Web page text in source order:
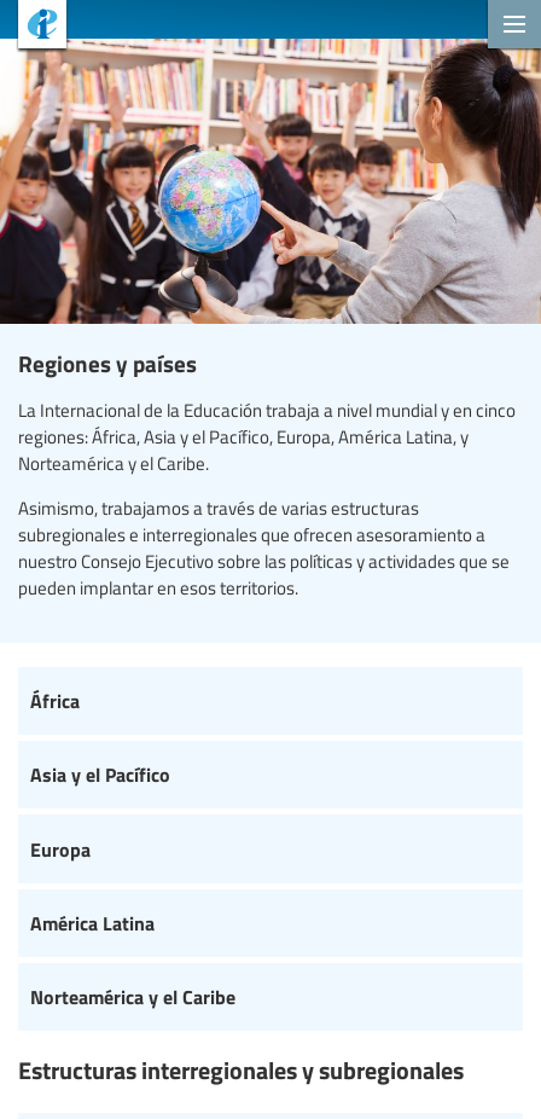
Regiones y países
La Internacional de la Educación trabaja a nivel mundial y en cinco
regiones: África, Asia y el Pacífico, Europa, América Latina, y
Norteamérica y el Caribe.
Asimismo, trabajamos a través de varias estructuras
subregionales e interregionales que ofrecen asesoramiento a
nuestro Consejo Ejecutivo sobre las políticas y actividades que se
pueden implantar en esos territorios.
África
Asia y el Pacífico
Europa
América Latina
Norteamérica y el Caribe
Estructuras interregionales y subregionales